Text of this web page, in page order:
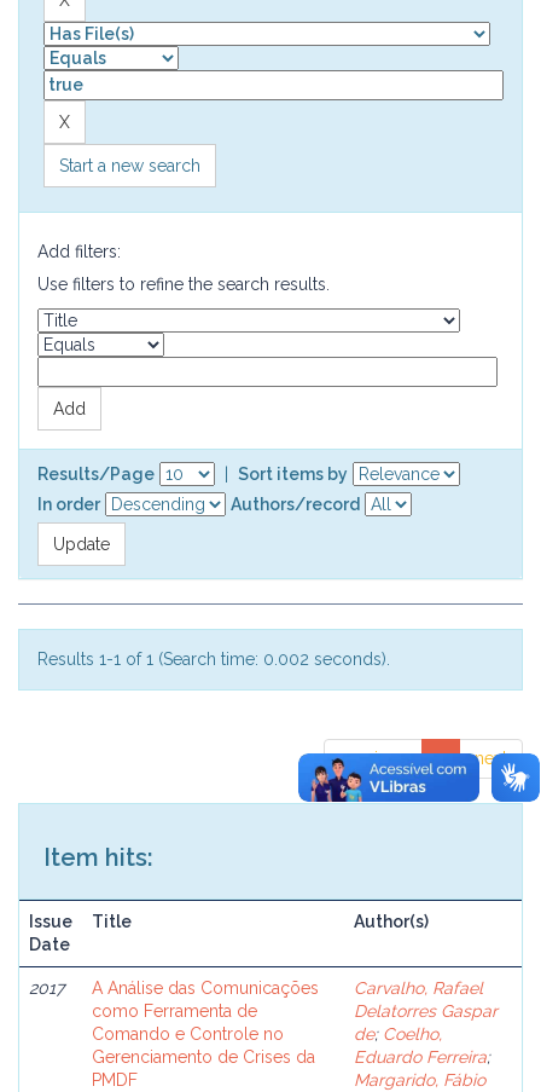
Start a new search
Add filters:
Use filters to refine the search results.
Results/Page
Sort items by
In order
Authors/record
Results 1-1 of 1 (Search time: 0.002 seconds).
previous 1 next
Item hits:
Issue
Date
Title Author(s)
2017
A Análise das Comunicações
como Ferramenta de
Comando e Controle no
Gerenciamento de Crises da
PMDF
Carvalho, Rafael
Delatorres Gaspar
de; Coelho,
Eduardo Ferreira;
Margarido, Fábio